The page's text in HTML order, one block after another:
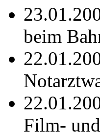
beim
Film-